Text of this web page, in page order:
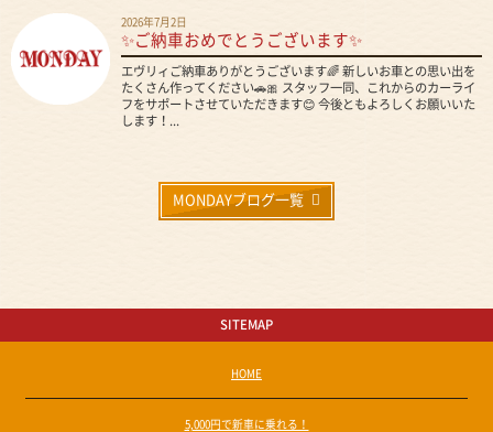
2026年7月2日
✨ご納車おめでとうございます✨
エヴリィご納車ありがとうございます🌈 新しいお車との思い出を
たくさん作ってください🚗🎀 スタッフ一同、これからのカーライ
フをサポートさせていただきます😊 今後ともよろしくお願いいた
します！...
MONDAYブログ一覧
SITEMAP
HOME
5,000円で新車に乗れる！